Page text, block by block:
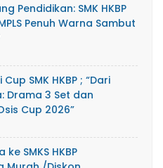
Pendidikan: SMK HKBP
Penuh Warna Sambut
SMK HKBP ; “Dari
Drama 3 Set dan
Cup 2026”
SMKS HKBP